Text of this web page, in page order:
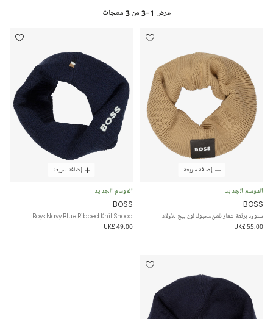
عرض 1-3 من 3 منتجات
إضافة سريعة
الموسم الجديد
BOSS
سنوود برقعة شعار قطن محبوك لون بيج للأولاد
UK£ 55.00
إضافة سريعة
الموسم الجديد
BOSS
Boys Navy Blue Ribbed Knit Snood
UK£ 49.00